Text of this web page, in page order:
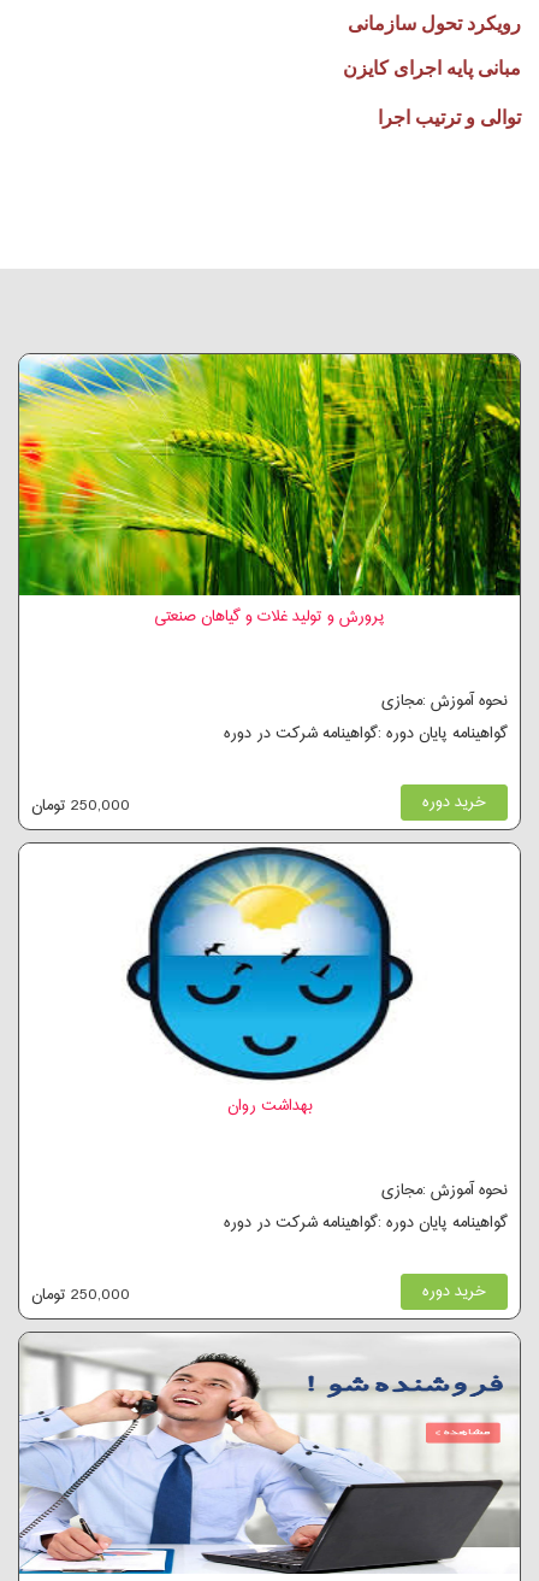
رویکرد تحول سازمانی
مبانی پایه اجرای کایزن
توالی و ترتیب اجرا
پرورش و تولید غلات و گیاهان صنعتی
نحوه آموزش :مجازی
گواهینامه پایان دوره :گواهینامه شرکت در دوره
خرید دوره 250,000 تومان
بهداشت روان
نحوه آموزش :مجازی
گواهینامه پایان دوره :گواهینامه شرکت در دوره
خرید دوره 250,000 تومان